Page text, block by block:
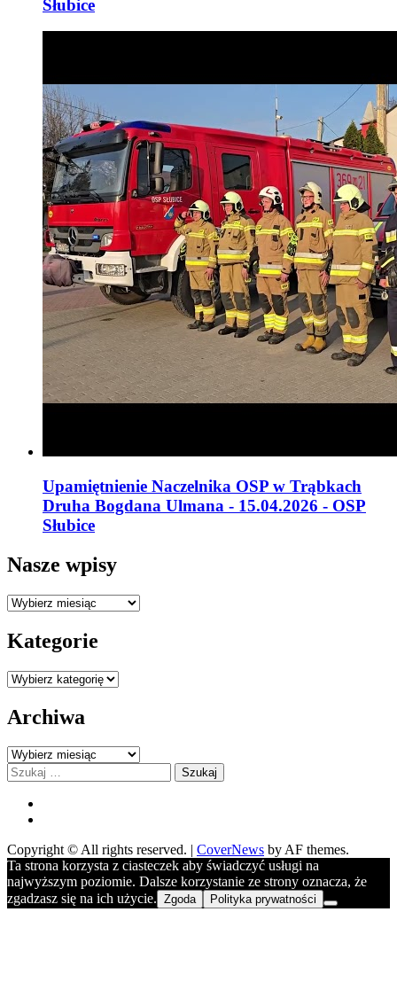
Słubice
Upamiętnienie Naczelnika OSP w Trąbkach
Druha Bogdana Ulmana - 15.04.2026 - OSP
Słubice
Nasze wpisy
Nasze
Kategorie
Kategorie
Archiwa
Archiwa
Szukaj:
Copyright © All rights reserved. CoverNews by AF themes.
Ta strona korzysta z ciasteczek aby świadczyć usługi na
najwyższym poziomie. Dalsze korzystanie ze strony oznacza, że
zgadzasz się na ich użycie. Zgoda Polityka prywatności